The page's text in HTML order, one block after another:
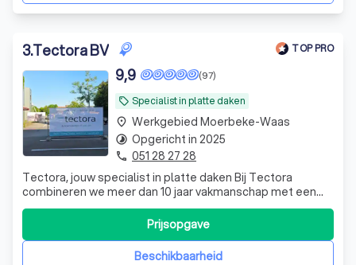
3.Tectora BV TOP PRO
local_offer Specialist in platte daken
(97)
9,9
Tectora, jouw specialist in platte daken Bij Tectora
combineren we meer dan 10 jaar vakmanschap met een
persoonlijke aanpak. Als familiaal dakbedrijf zijn we
gespecialiseerd in de aanleg, renovatie en het onderhoud
van platte daken voor particulieren, architecten,
bouwondernemingen en bedrijven. W
Beschikbaarheid
Prijsopgave
place Werkgebied Moerbeke-Waas
timelapse Opgericht in 2025
phone 051 28 27 28